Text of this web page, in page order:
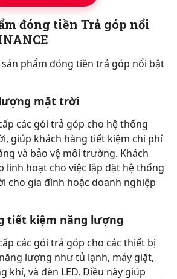
đóng tiền Trả góp nổi
phẩm đóng tiền trả góp nổi bật
mặt trời
các gói trả góp cho hệ thống
giúp khách hàng tiết kiệm chi phí
và bảo vệ môi trường. Khách
linh hoạt cho việc lắp đặt hệ thống
cho gia đình hoặc doanh nghiệp
tiết kiệm năng lượng
các gói trả góp cho các thiết bị
lượng như tủ lạnh, máy giặt,
khí, và đèn LED. Điều này giúp